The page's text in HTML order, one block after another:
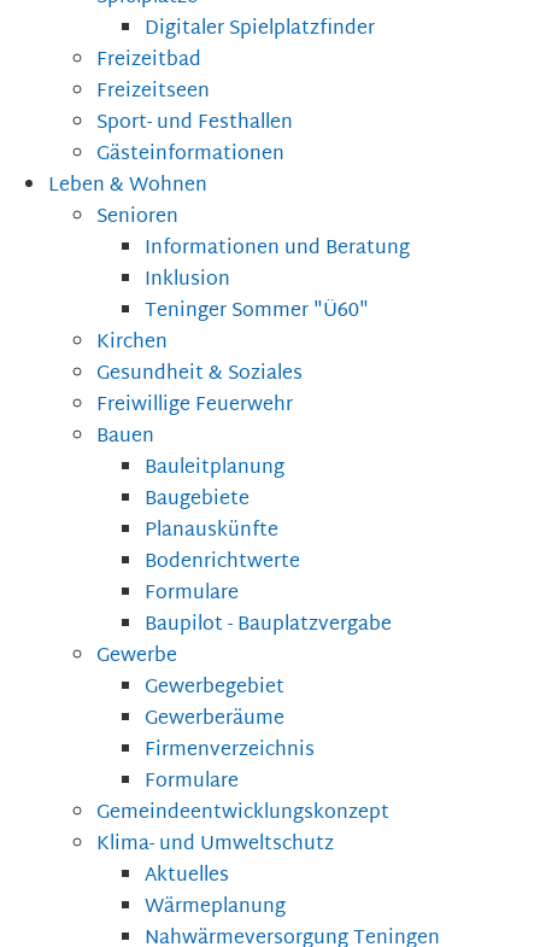
Digitaler Spielplatzfinder
Freizeitbad
Freizeitseen
Sport- und Festhallen
Gästeinformationen
Leben & Wohnen
Senioren
Informationen und Beratung
Inklusion
Teninger Sommer "Ü60"
Kirchen
Gesundheit & Soziales
Freiwillige Feuerwehr
Bauen
Bauleitplanung
Baugebiete
Planauskünfte
Bodenrichtwerte
Formulare
Baupilot - Bauplatzvergabe
Gewerbe
Gewerbegebiet
Gewerberäume
Firmenverzeichnis
Formulare
Gemeindeentwicklungskonzept
Klima- und Umweltschutz
Aktuelles
Wärmeplanung
Nahwärmeversorgung Teningen